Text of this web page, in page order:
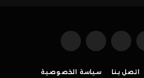
فيسبوك
(Twitter)
الانستغرام بينتيريست
اتصل بنا سياسة الخصوصية